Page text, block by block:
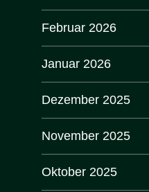
Februar 2026
Januar 2026
Dezember 2025
November 2025
Oktober 2025